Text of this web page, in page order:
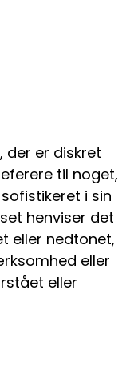
der er diskret
til noget,
i sin
henviser det
eller nedtonet,
eller
eller